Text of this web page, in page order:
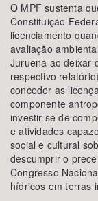
O MPF sustenta
Constituição
licenciamento
avaliação
Juruena ao deixar
respectivo
conceder as
componente
investir-se de
e atividades
social e cultural
descumprir o
Congresso
hídricos em terras